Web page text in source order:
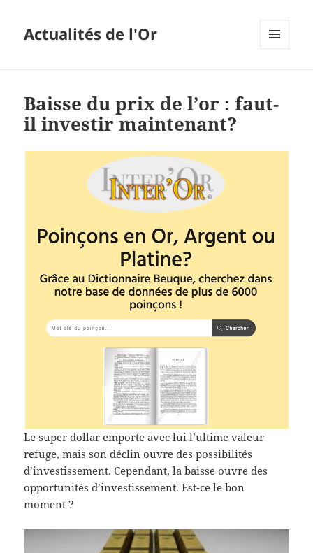
Actualités de l'Or
Baisse du prix de l’or : faut-
il investir maintenant?
Le super dollar emporte avec lui l’ultime valeur
refuge, mais son déclin ouvre des possibilités
d’investissement. Cependant, la baisse ouvre des
opportunités d’investissement. Est-ce le bon
moment ?